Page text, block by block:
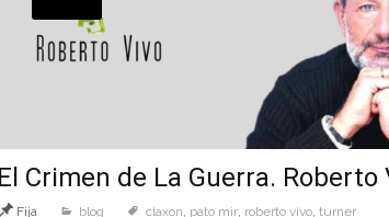
El Crimen de La Guerra. Roberto
Fija blog claxon, pato mir, roberto vivo, turner